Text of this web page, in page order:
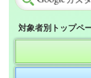
対象者別トップペ